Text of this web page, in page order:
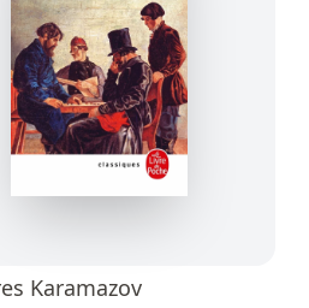
Karamazov